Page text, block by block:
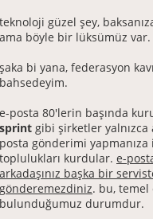
teknoloji güzel şey,
ama böyle bir lüksümüz var.
şaka bi yana, federasyon
bahsedeyim.
e-posta 80'lerin başında
sprint gibi şirketler yalnızca
posta gönderimi
toplulukları kurdular. e-
arkadaşınız başka bir
gönderemezdiniz. bu, temel
bulunduğumuz durumdur.